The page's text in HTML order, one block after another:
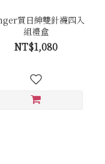
質日紳雙針襪四入
組禮盒
NT$1,080